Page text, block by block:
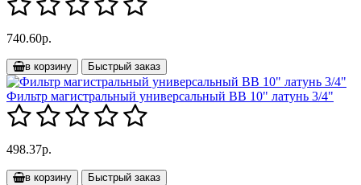
740.60р.
в корзину Быстрый заказ
Фильтр магистральный универсальный BB 10" латунь 3/4"
498.37р.
в корзину Быстрый заказ